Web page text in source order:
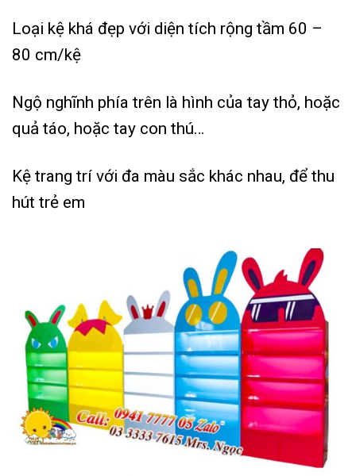
Loại kệ khá đẹp với diện tích rộng tầm 60 –
80 cm/kệ
Ngộ nghĩnh phía trên là hình của tay thỏ, hoặc
quả táo, hoặc tay con thú…
Kệ trang trí với đa màu sắc khác nhau, để thu
hút trẻ em